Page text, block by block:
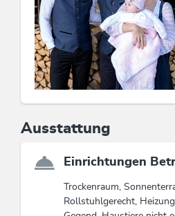
Ausstattung
Einrichtungen
Trockenraum,
Rollstuhlgerecht,